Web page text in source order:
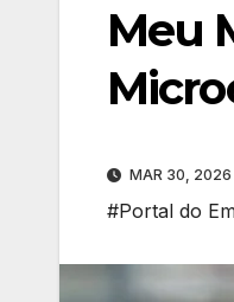
Meu
MAR 30, 2026
#Portal do